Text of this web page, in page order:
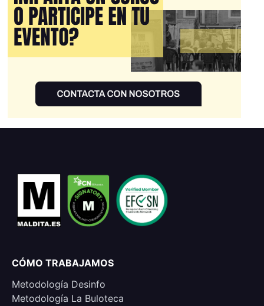
CÓMO TRABAJAMOS
Metodología Desinfo
Metodología La Buloteca